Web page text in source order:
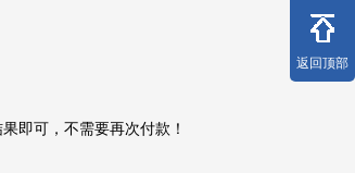
即可，不需要再次付款！
返回顶部